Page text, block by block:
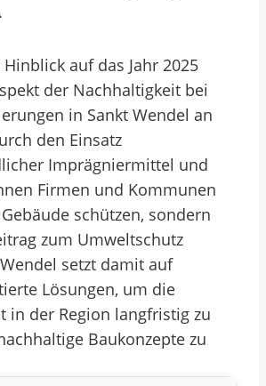
auf das Jahr 2025
der Nachhaltigkeit bei
in Sankt Wendel an
den Einsatz
Imprägniermittel und
Firmen und Kommunen
schützen, sondern
zum Umweltschutz
setzt damit auf
Lösungen, um die
in der Region langfristig zu
Baukonzepte zu